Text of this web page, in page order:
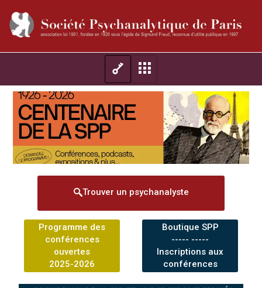
Trouver un psychanalyste
Programme des
conférences
ouvertes
2025-2026
Boutique SPP
----- -----
Inscriptions aux
conférences